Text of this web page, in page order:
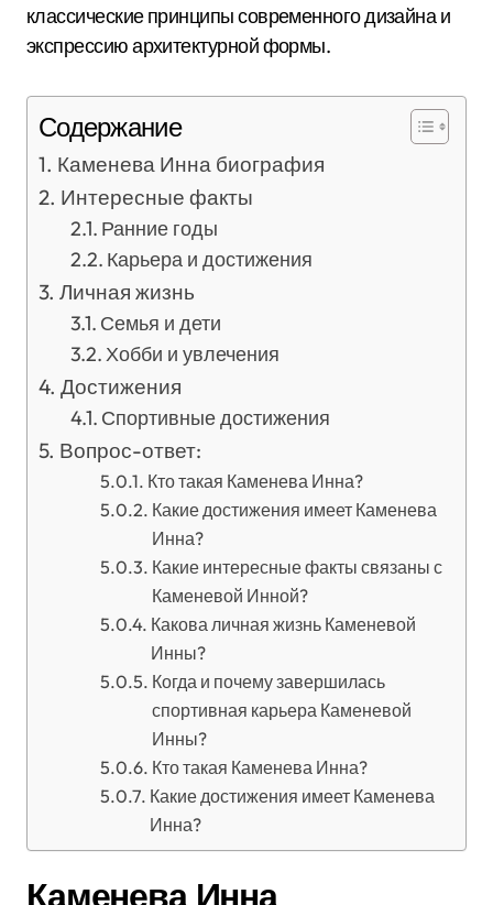
классические принципы современного дизайна и
экспрессию архитектурной формы.
Содержание
Каменева Инна биография
Интересные факты
Ранние годы
Карьера и достижения
Личная жизнь
Семья и дети
Хобби и увлечения
Достижения
Спортивные достижения
Вопрос-ответ:
Кто такая Каменева Инна?
Какие достижения имеет Каменева
Инна?
Какие интересные факты связаны с
Каменевой Инной?
Какова личная жизнь Каменевой
Инны?
Когда и почему завершилась
спортивная карьера Каменевой
Инны?
Кто такая Каменева Инна?
Какие достижения имеет Каменева
Инна?
Каменева Инна